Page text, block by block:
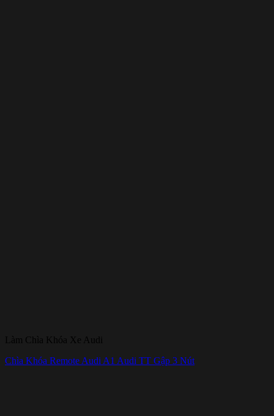
Làm Chìa Khóa Xe Audi
Chìa Khóa Remote Audi A1 Audi TT Gập 3 Nút